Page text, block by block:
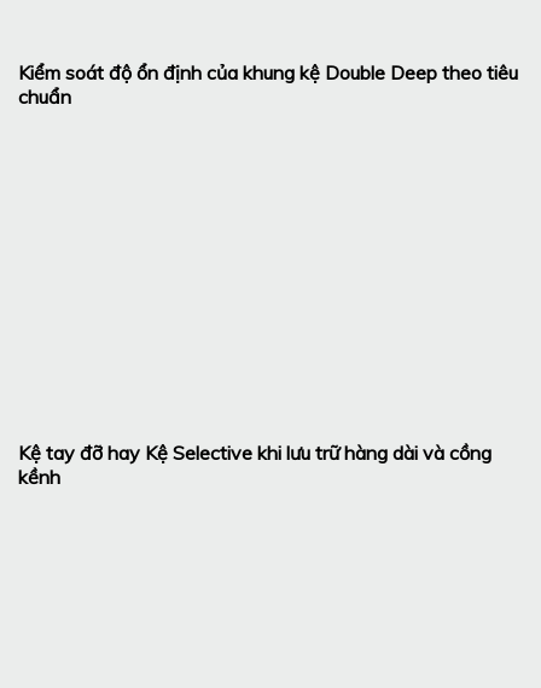
Kiểm soát độ ổn định của khung kệ Double Deep theo tiêu
chuẩn
Kệ tay đỡ hay Kệ Selective khi lưu trữ hàng dài và cồng
kềnh